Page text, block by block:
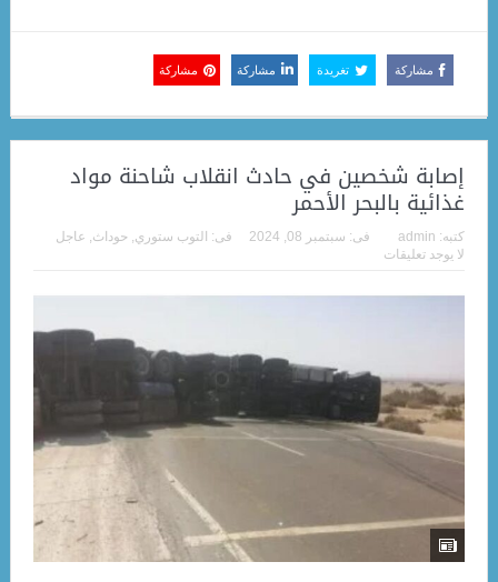
مشاركة تغريدة مشاركة مشاركة
إصابة شخصين في حادث انقلاب شاحنة مواد
غذائية بالبحر الأحمر
كتبه: admin فى: سبتمبر 08, 2024 فى: التوب ستوري, حوداث, عاجل
لا يوجد تعليقات